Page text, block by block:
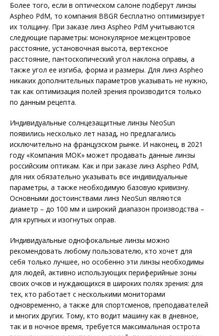
Более того, если в оптическом салоне подберут линзы
Aspheo PdM, то компания BBGR бесплатно оптимизирует
их толщину. При заказе линз Aspheo PdM учитываются
следующие параметры: монокулярное межцентровое
расстояние, установочная высота, вертексное
расстояние, пантоскопический угол наклона оправы, а
также угол ее изгиба, форма и размеры. Для линз Aspheo
никаких дополнительных параметров указывать не нужно,
так как оптимизация полей зрения производится только
по данным рецепта.
Индивидуальные солнцезащитные линзы NeoSun
появились несколь­ко лет назад, но предлагались
исключительно на французском рынке. И наконец, в 2021
году «Компания МОК» может продавать данные линзы
российским оптикам. Как и при заказе линз Aspheo PdM,
для них обязательно указывать все индивидуальные
параметры, а также необходимую базовую кривизну.
Основными достоинствами линз NeoSun являются
диаметр – до 100 мм и широкий диапазон производства –
для крупных и изогнутых оправ.
Индивидуальные однофокальные линзы можно
рекомендовать любому пользователю, кто хочет для
себя только лучшее, но особенно эти линзы необходимы
для людей, активно использующих периферийные зоны
своих очков и нуждающихся в широких полях зрения: для
тех, кто работает с несколькими мониторами
одновременно, а также для спортсменов, преподавателей
и многих других. Тому, кто водит машину как в дневное,
так и в ночное время, требуется максимальная острота